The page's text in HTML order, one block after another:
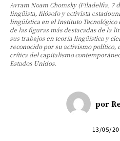
Avram Noam Chomsky (Filadelfia, 7
lingüista, filósofo y activista
lingüística en el Instituto Tecnológico
de las figuras más destacadas de la
sus trabajos en teoría lingüística y
reconocido por su activismo político,
crítica del capitalismo
Estados Unidos.
por
13/05/